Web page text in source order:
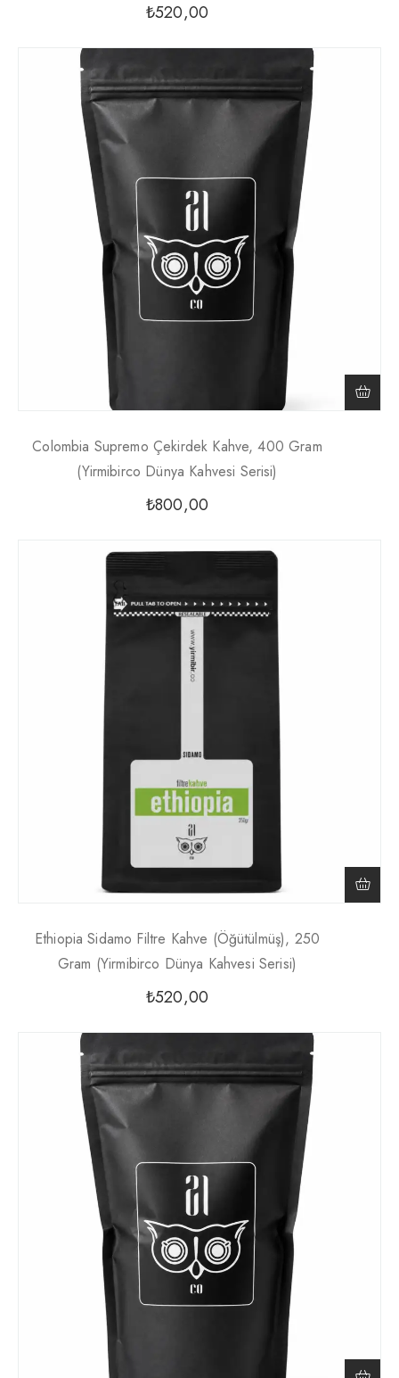
₺520,00
Colombia Supremo Çekirdek Kahve, 400 Gram
(Yirmibirco Dünya Kahvesi Serisi)
₺800,00
Ethiopia Sidamo Filtre Kahve (Öğütülmüş), 250
Gram (Yirmibirco Dünya Kahvesi Serisi)
₺520,00